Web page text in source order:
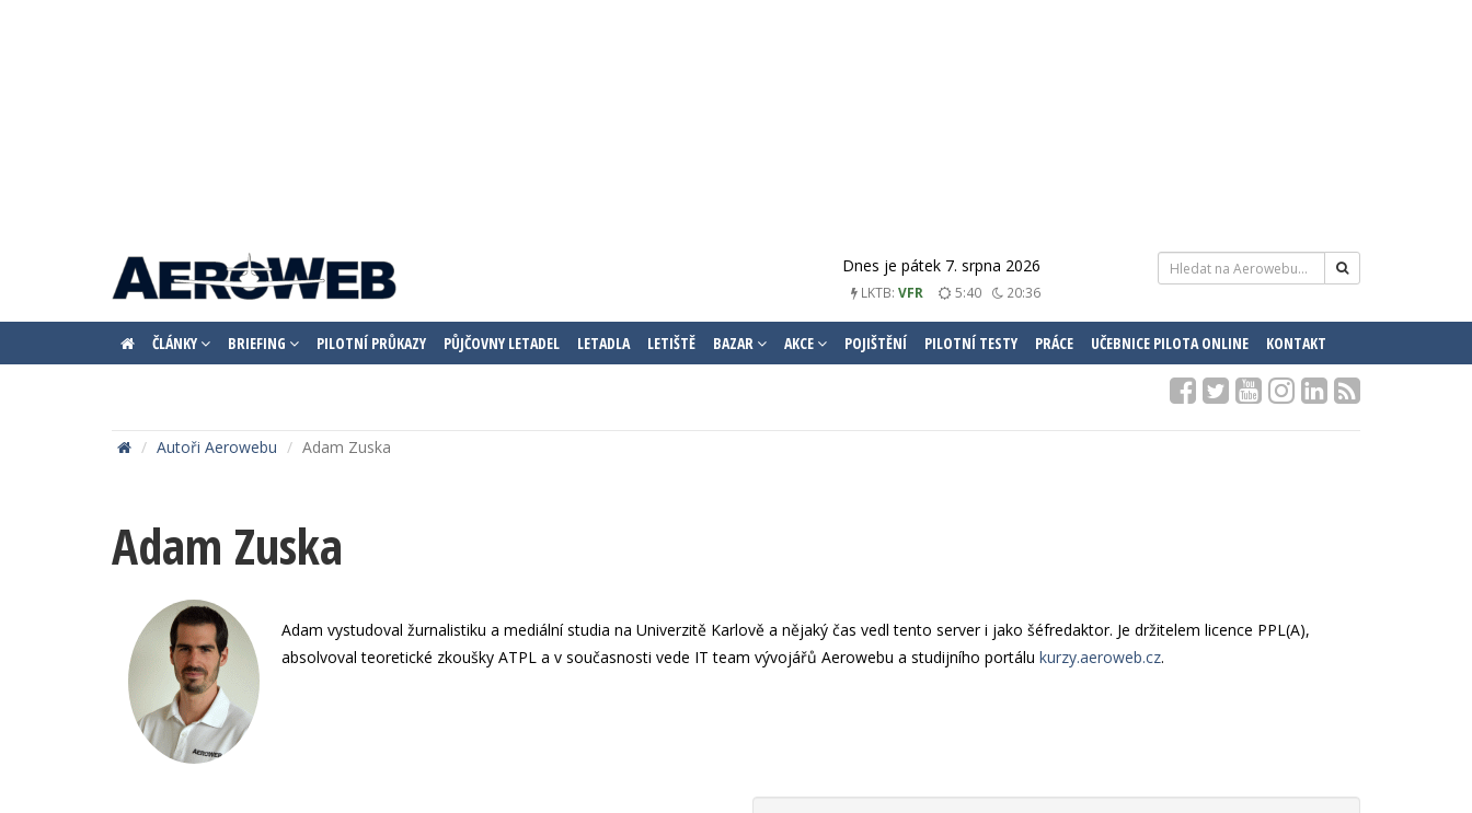
Dnes je pátek 7. srpna 2026
LKTB: VFR 5:40 20:36
ČLÁNKY BRIEFING PILOTNÍ PRŮKAZY PŮJČOVNY LETADEL LETADLA LETIŠTĚ BAZAR AKCE POJIŠTĚNÍ PILOTNÍ TESTY PRÁCE UČEBNICE PILOTA ONLINE KONTAKT
Autoři Aerowebu Adam Zuska
Adam Zuska
Adam vystudoval žurnalistiku a mediální studia na Univerzitě Karlově a nějaký čas vedl tento server i jako šéfredaktor. Je držitelem licence PPL(A),
absolvoval teoretické zkoušky ATPL a v současnosti vede IT team vývojářů Aerowebu a studijního portálu kurzy.aeroweb.cz.